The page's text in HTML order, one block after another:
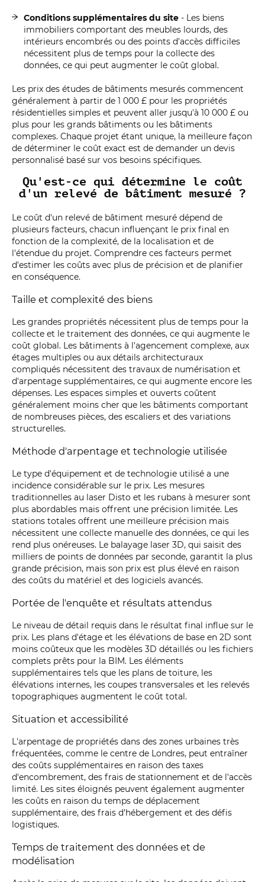
Conditions supplémentaires du site - Les biens
immobiliers comportant des meubles lourds, des
intérieurs encombrés ou des points d'accès difficiles
nécessitent plus de temps pour la collecte des
données, ce qui peut augmenter le coût global.
Les prix des études de bâtiments mesurés commencent
généralement à partir de 1 000 £ pour les propriétés
résidentielles simples et peuvent aller jusqu'à 10 000 £ ou
plus pour les grands bâtiments ou les bâtiments
complexes. Chaque projet étant unique, la meilleure façon
de déterminer le coût exact est de demander un devis
personnalisé basé sur vos besoins spécifiques.
Qu'est-ce qui détermine le coût
d'un relevé de bâtiment mesuré ?
Le coût d'un relevé de bâtiment mesuré dépend de
plusieurs facteurs, chacun influençant le prix final en
fonction de la complexité, de la localisation et de
l'étendue du projet. Comprendre ces facteurs permet
d'estimer les coûts avec plus de précision et de planifier
en conséquence.
Taille et complexité des biens
Les grandes propriétés nécessitent plus de temps pour la
collecte et le traitement des données, ce qui augmente le
coût global. Les bâtiments à l'agencement complexe, aux
étages multiples ou aux détails architecturaux
compliqués nécessitent des travaux de numérisation et
d'arpentage supplémentaires, ce qui augmente encore les
dépenses. Les espaces simples et ouverts coûtent
généralement moins cher que les bâtiments comportant
de nombreuses pièces, des escaliers et des variations
structurelles.
Méthode d'arpentage et technologie utilisée
Le type d'équipement et de technologie utilisé a une
incidence considérable sur le prix. Les mesures
traditionnelles au laser Disto et les rubans à mesurer sont
plus abordables mais offrent une précision limitée. Les
stations totales offrent une meilleure précision mais
nécessitent une collecte manuelle des données, ce qui les
rend plus onéreuses. Le balayage laser 3D, qui saisit des
milliers de points de données par seconde, garantit la plus
grande précision, mais son prix est plus élevé en raison
des coûts du matériel et des logiciels avancés.
Portée de l'enquête et résultats attendus
Le niveau de détail requis dans le résultat final influe sur le
prix. Les plans d'étage et les élévations de base en 2D sont
moins coûteux que les modèles 3D détaillés ou les fichiers
complets prêts pour la BIM. Les éléments
supplémentaires tels que les plans de toiture, les
élévations internes, les coupes transversales et les relevés
topographiques augmentent le coût total.
Situation et accessibilité
L'arpentage de propriétés dans des zones urbaines très
fréquentées, comme le centre de Londres, peut entraîner
des coûts supplémentaires en raison des taxes
d'encombrement, des frais de stationnement et de l'accès
limité. Les sites éloignés peuvent également augmenter
les coûts en raison du temps de déplacement
supplémentaire, des frais d'hébergement et des défis
logistiques.
Temps de traitement des données et de
modélisation